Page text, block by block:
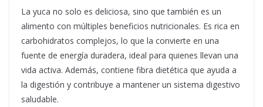
La yuca no solo es deliciosa, sino que también es un
alimento con múltiples beneficios nutricionales. Es rica en
carbohidratos complejos, lo que la convierte en una
fuente de energía duradera, ideal para quienes llevan una
vida activa. Además, contiene fibra dietética que ayuda a
la digestión y contribuye a mantener un sistema digestivo
saludable.